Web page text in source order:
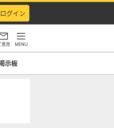
ログイン
意見 MENU
示板